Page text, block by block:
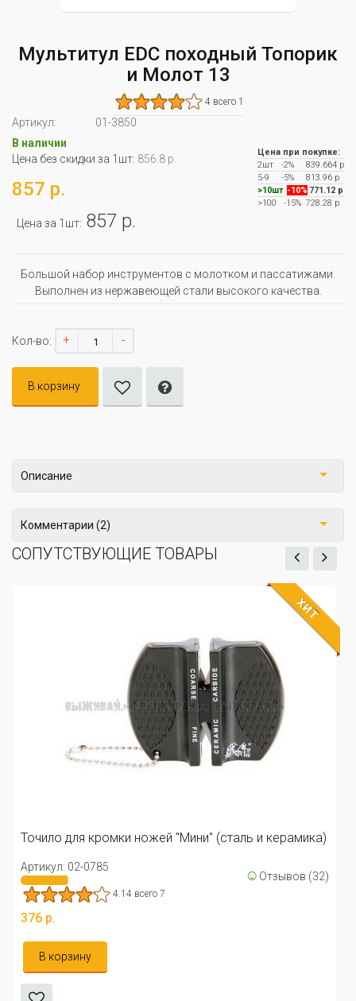
Мультитул EDC походный Топорик
и Молот 13
4 всего 1
Артикул:
01-3850
В наличии
Цена без скидки за 1шт: 856.8 р.
857 р.
Цена за 1шт: 857 р.
Цена при покупке:
2шт
-2%
839.664 р
5-9
-5%
813.96 р
>10шт -10% 771.12 р
>100
-15% 728.28 р
Большой набор инструментов с молотком и пассатижами.
Выполнен из нержавеющей стали высокого качества.
Кол-во: + -
В корзину
Описание
Комментарии (2)
СОПУТСТВУЮЩИЕ ТОВАРЫ
ХИТ
Точило для кромки ножей "Мини" (сталь и керамика)
Артикул: 02-0785 ☺ Отзывов (32)
4.14 всего 7
376 р.
В корзину